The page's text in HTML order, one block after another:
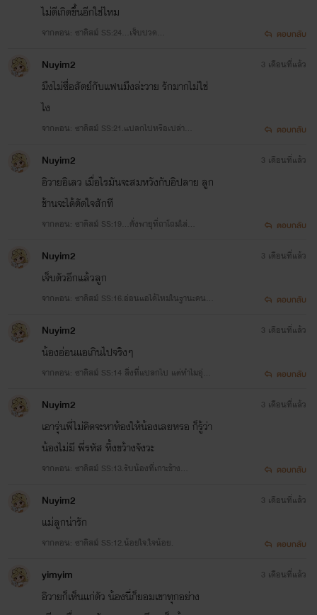
ไม่ดีเกิดขึ้นอีกใช่ไหม
จากตอน: ซาดิสม์ SS:24...เจ็บปวด... ตอบกลับ
Nuyim2
มึงไม่ซื่อสัตย์กับแฟนมึงล่ะวาย รักมากไม่ใช่
ไง
จากตอน: ซาดิสม์ SS:21.แปลกไปหรือเปล่า...
3 เดือนที่แล้ว
ตอบกลับ
Nuyim2
อิวายอิเลว เมื่อไรมันจะสมหวังกับอิปลาย ลูก
ช้านจะได้ตัดใจสักที
จากตอน: ซาดิสม์ SS:19...ดั่งพายุที่ถาโถมใส่...
3 เดือนที่แล้ว
ตอบกลับ
Nuyim2
เจ็บตัวอีกแล้วลูก
จากตอน: ซาดิสม์ SS:16.อ่อนแอได้ไหมในฐานะคนที่รั
3 เดือนที่แล้ว
ตอบกลับ
Nuyim2
น้องอ่อนแอเกินไปจริงๆ
จากตอน: ซาดิสม์ SS:14 สิ่งที่แปลกไป แต่ทำไมอุ่นใจ
3 เดือนที่แล้ว
ตอบกลับ
Nuyim2
เอารุ่นพี่ไม่คิดจะหาห้องให้น้องเลยหรอ ก็รู้ว่า
น้องไม่มี พี่รหัส ทิ้งขว้างจังวะ
จากตอน: ซาดิสม์ SS:13.รับน้องที่เกาะช้าง...
3 เดือนที่แล้ว
ตอบกลับ
Nuyim2
แม่ลูกน่ารัก
จากตอน: ซาดิสม์ SS:12.น้อยใจ.ใจน้อย.
3 เดือนที่แล้ว
ตอบกลับ
yimyim
อิวายก็เห็นแก่ตัว น้องนี่ก็ยอมเขาทุกอย่าง
3 เดือนที่แล้ว